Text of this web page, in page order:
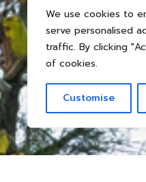
We use cookies to
serve personalised
traffic. By clicking
of cookies.
Customise